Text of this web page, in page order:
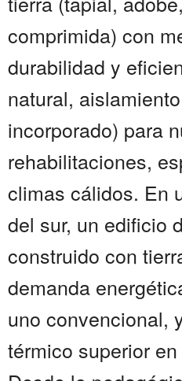
comprimida) con
durabilidad y
natural,
incorporado) para
rehabilitaciones,
climas cálidos. En
del sur, un edificio
construido con
demanda
uno convencional,
térmico superior